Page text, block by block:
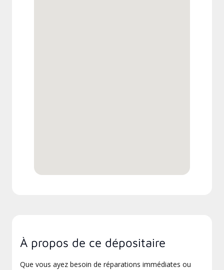
À propos de ce dépositaire
Que vous ayez besoin de réparations immédiates ou